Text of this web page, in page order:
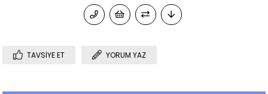
TAVSIYE ET YORUM YAZ